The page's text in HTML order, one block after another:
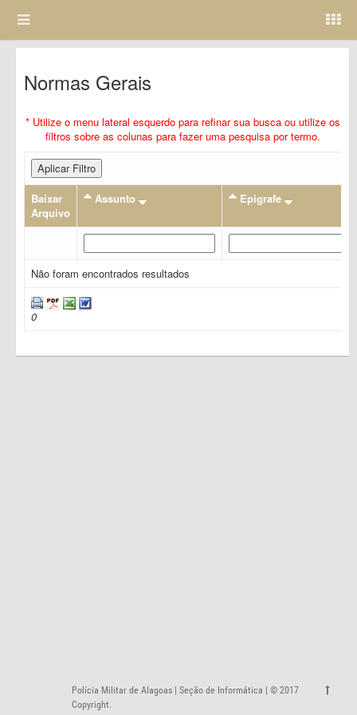
Normas Gerais
* Utilize o menu lateral esquerdo para refinar sua busca ou utilize os
filtros sobre as colunas para fazer uma pesquisa por termo.
Aplicar Filtro
Baixar
Arquivo
Assunto Epigrafe
Não foram encontrados resultados
0
Polícia Militar de Alagoas | Seção de Informática | © 2017
Copyright.